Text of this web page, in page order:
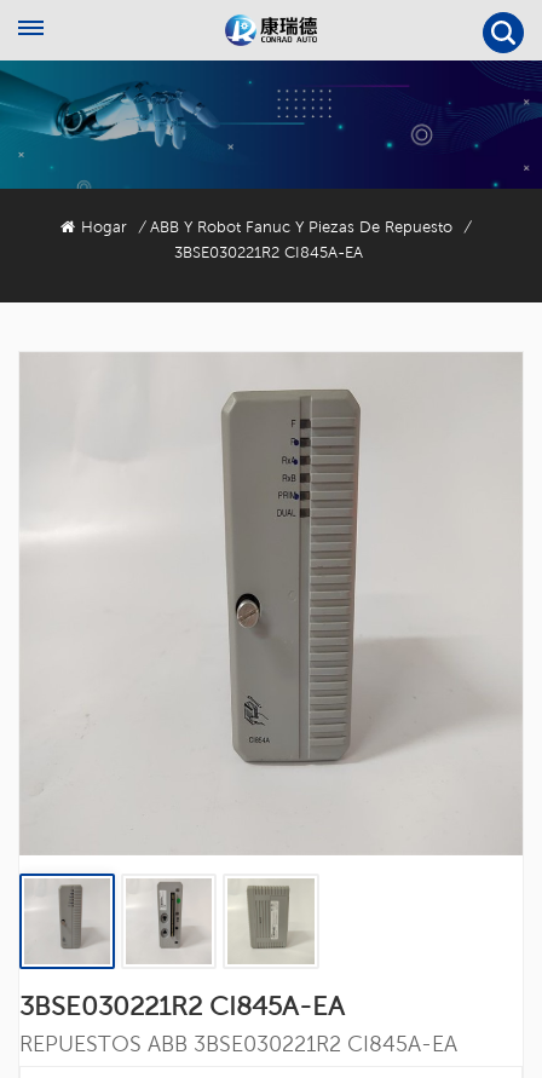
Hogar / ABB Y Robot Fanuc Y Piezas De Repuesto
/
3BSE030221R2 CI845A-EA
3BSE030221R2 CI845A-EA
REPUESTOS ABB 3BSE030221R2 CI845A-EA